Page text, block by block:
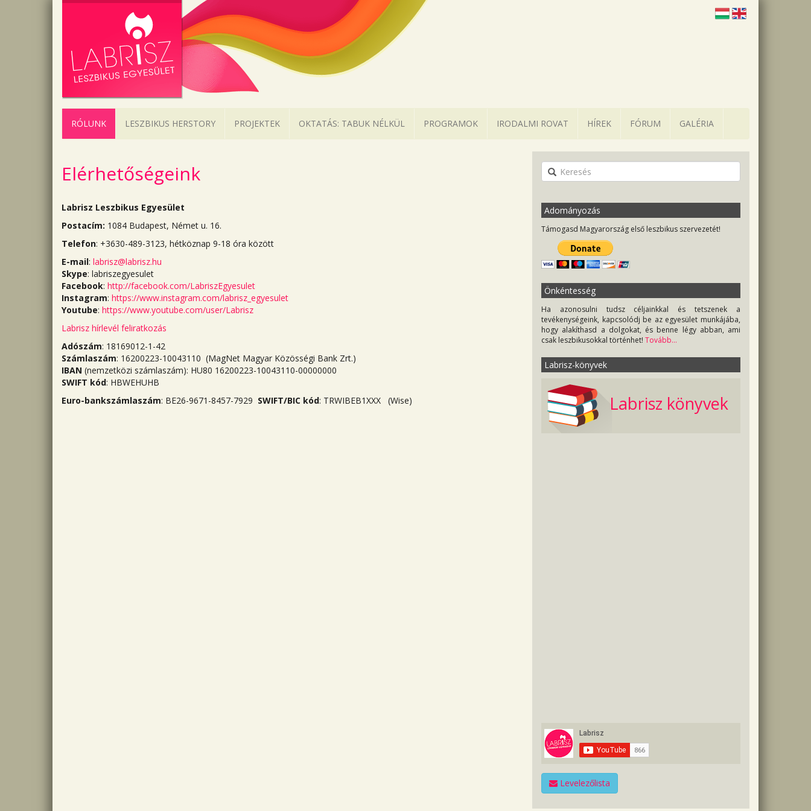
RÓLUNK LESZBIKUS HERSTORY PROJEKTEK OKTATÁS: TABUK NÉLKÜL PROGRAMOK IRODALMI ROVAT HÍREK FÓRUM GALÉRIA
Elérhetőségeink
Labrisz Leszbikus Egyesület
Postacím: 1084 Budapest, Német u. 16.
Telefon: +3630-489-3123, hétköznap 9-18 óra között
E-mail: labrisz@labrisz.hu
Skype: labriszegyesulet
Facebook: http://facebook.com/LabriszEgyesulet
Instagram: https://www.instagram.com/labrisz_egyesulet
Youtube: https://www.youtube.com/user/Labrisz
Labrisz hírlevél feliratkozás
Adószám: 18169012-1-42
Számlaszám: 16200223-10043110 (MagNet Magyar Közösségi Bank Zrt.)
IBAN (nemzetközi számlaszám): HU80 16200223-10043110-00000000
SWIFT kód: HBWEHUHB
Euro-bankszámlaszám: BE26-9671-8457-7929 SWIFT/BIC kód: TRWIBEB1XXX (Wise)
Adományozás
Támogasd Magyarország első leszbikus szervezetét!
Önkéntesség
Ha azonosulni tudsz céljainkkal és tetszenek a
tevékenységeink, kapcsolódj be az egyesület munkájába,
hogy alakíthasd a dolgokat, és benne légy abban, ami
csak leszbikusokkal történhet! Tovább...
Labrisz-könyvek
Labrisz könyvek
Levelezőlista